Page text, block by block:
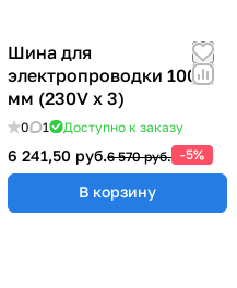
Шина для
электропроводки 1000
мм (230V x 3)
0 1 Доступно к заказу
6 241,50 руб.6 570 руб. -5%
В корзину